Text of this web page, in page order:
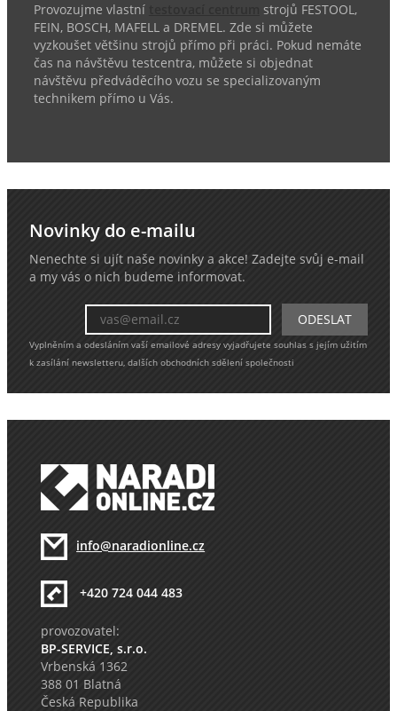
Provozujme vlastní
strojů FESTOOL,
FEIN, BOSCH, MAFELL a DREMEL. Zde si můžete
vyzkoušet většinu strojů přímo při práci. Pokud nemáte
čas na návštěvu testcentra, můžete si objednat
návštěvu předváděcího vozu se specializovaným
technikem přímo u Vás.
Novinky do e-mailu
Nenechte si ujít naše novinky a akce! Zadejte svůj e-mail
a my vás o nich budeme informovat.
Vyplněním a odesláním vaší emailové adresy vyjadřujete souhlas s jejím užitím
k zasílání newsletteru, dalších obchodních sdělení společnosti
info@naradionline.cz
+420 724 044 483
provozovatel:
BP-SERVICE, s.r.o.
Vrbenská 1362
388 01 Blatná
Česká Republika